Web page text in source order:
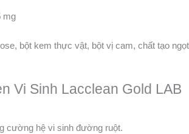
mg
bột kem thực vật, bột vị cam, chất tạo
Vi Sinh Lacclean Gold LAB
cường hệ vi sinh đường ruột.